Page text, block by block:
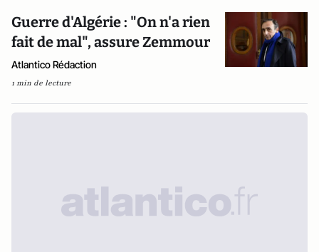
Guerre d'Algérie : "On n'a rien
fait de mal", assure Zemmour
Atlantico Rédaction
1 min de lecture